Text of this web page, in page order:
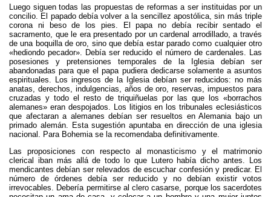
Luego siguen todas las propuestas de reformas a ser instituidas por un
concilio. El papado debía volver a la sencillez apostólica, sin más triple
corona ni beso de los pies. El papa no debía recibir sentado el
sacramento, que le era presentado por un cardenal arrodillado, a través
de una boquilla de oro, sino que debía estar parado como cualquier otro
«hediondo pecador». Debía ser reducido el número de cardenales. Las
posesiones y pretensiones temporales de la Iglesia debían ser
abandonadas para que el papa pudiera dedicarse solamente a asuntos
espirituales. Los ingresos de la Iglesia debían ser reducidos: no más
anatas, derechos, indulgencias, años de oro, reservas, impuestos para
cruzadas y todo el resto de triquiñuelas por las que los «borrachos
alemanes» eran despojados. Los litigios en los tribunales eclesiásticos
que afectaran a alemanes debían ser resueltos en Alemania bajo un
primado alemán. Esta sugestión apuntaba en dirección de una iglesia
nacional. Para Bohemia se la recomendaba definitivamente.
Las proposiciones con respecto al monasticismo y el matrimonio
clerical iban más allá de todo lo que Lutero había dicho antes. Los
mendicantes debían ser relevados de escuchar confesión y predicar. El
número de órdenes debía ser reducido y no debían existir votos
irrevocables. Debería permitirse al clero casarse, porque los sacerdotes